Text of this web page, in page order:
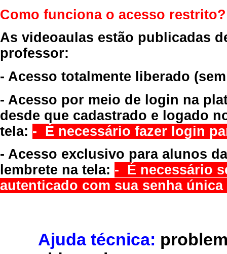
Como funciona o acesso restrito?
As videoaulas estão publicadas
professor:
- Acesso totalmente liberado
- Acesso por meio de login na
desde que cadastrado e logado
tela: - É necessário fazer login
- Acesso exclusivo para alunos
lembrete na tela: - É necessário
autenticado com sua senha
Ajuda técnica: